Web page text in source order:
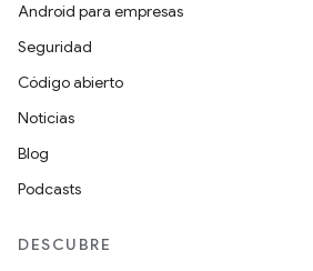
Android para empresas
Seguridad
Código abierto
Noticias
Blog
Podcasts
DESCUBRE